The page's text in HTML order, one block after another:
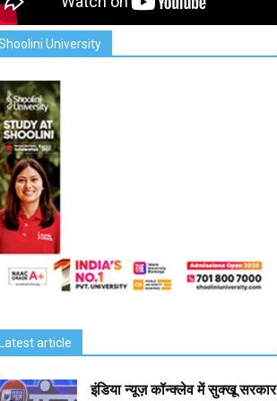
University
article
इंडिया न्यूज़ कॉन्क्लेव में सुक्खू सरकार